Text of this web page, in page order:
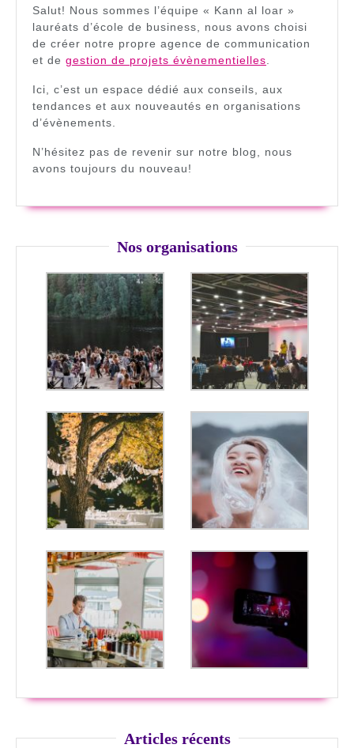
Salut! Nous sommes l’équipe « Kann al loar »
lauréats d’école de business, nous avons choisi
de créer notre propre agence de communication
et de gestion de projets évènementielles.
Ici, c’est un espace dédié aux conseils, aux
tendances et aux nouveautés en organisations
d’évènements.
N’hésitez pas de revenir sur notre blog, nous
avons toujours du nouveau!
Nos organisations
Articles récents